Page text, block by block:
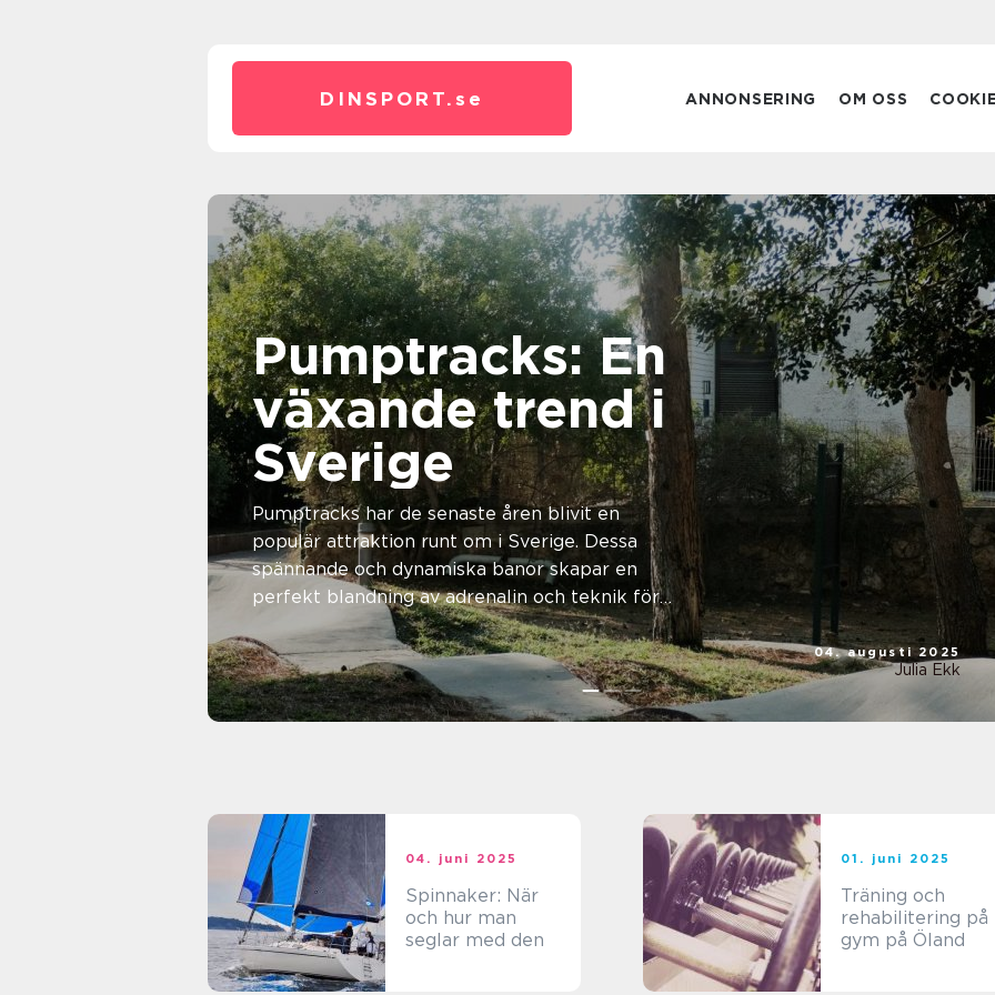
DINSPORT. se ANNONSERING OM OSS
Pumptracks: En
växande trend i
Sverige
Pumptracks har de senaste åren blivit en
populär attraktion runt om i Sverige. Dessa
spännande och dynamiska banor skapar en
perfekt blandning av adrenalin och teknik för
04. augusti 2025
Julia Ekk
04. juni 2025
Spinnaker: När
och hur man
seglar med den
01. juni 2025
Träning och
rehabilitering på
gym på Öland